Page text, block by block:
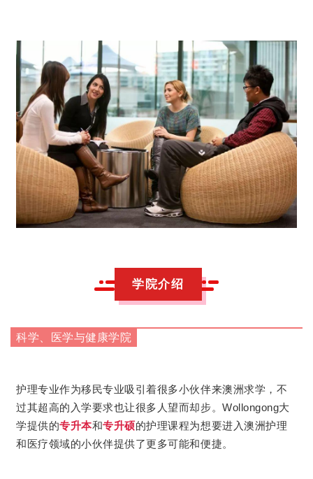
学院介绍
科学、医学与健康学院
护理专业作为移民专业吸引着很多小伙伴来澳洲求学，不
过其超高的入学要求也让很多人望而却步。Wollongong大
学提供的专升本和专升硕的护理课程为想要进入澳洲护理
和医疗领域的小伙伴提供了更多可能和便捷。